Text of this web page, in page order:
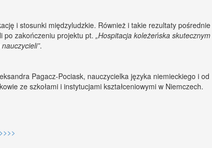
i stosunki międzyludzkie. Również i takie rezultaty pośrednie
po zakończeniu projektu pt. „Hospitacja koleżeńska skutecznym
.
Pagacz-Pociask, nauczycielka języka niemieckiego i od
ze szkołami i instytucjami kształceniowymi w Niemczech.